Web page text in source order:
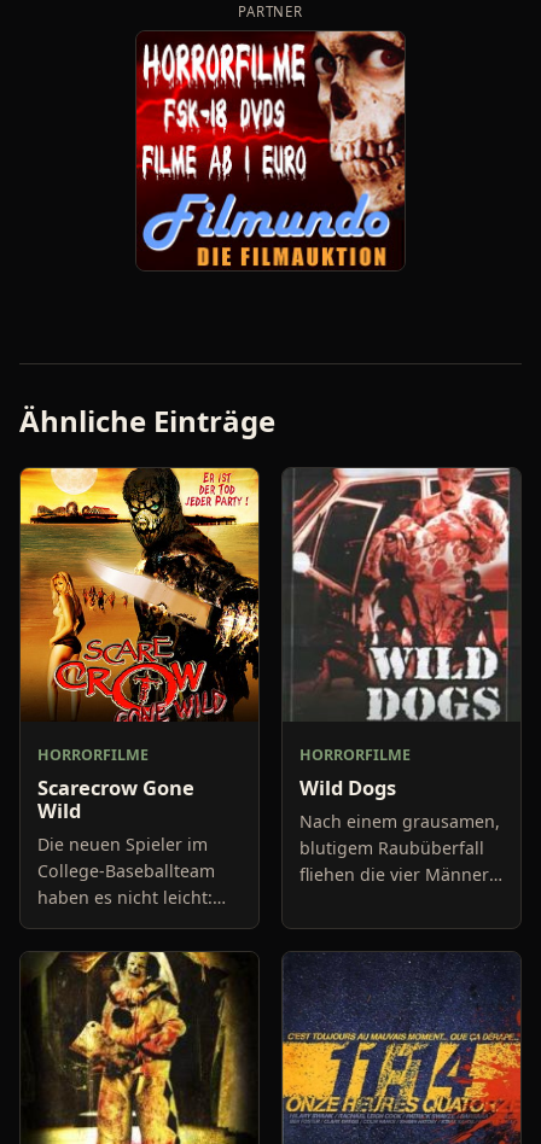
PARTNER
Ähnliche Einträge
HORRORFILME
Scarecrow Gone
Wild
Die neuen Spieler im
College-Baseballteam
haben es nicht leicht:
Die älteren Spieler
schikanieren sie, wo sie
nur können. Coach
Ramsey versucht, die
herabwür
HORRORFILME
Wild Dogs
Nach einem grausamen,
blutigem Raubüberfall
fliehen die vier Männer
Polizei, die bereits vor
Ort ist, schafft es, den
Fahrer des Fahrzeug